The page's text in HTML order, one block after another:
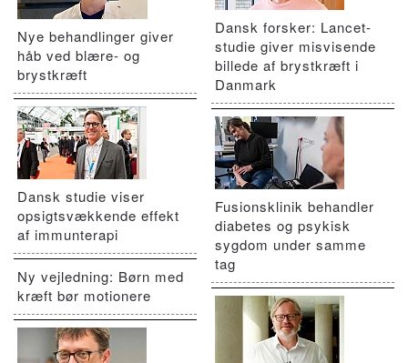
Nye behandlinger giver
håb ved blære- og
brystkræft
Dansk studie viser
opsigtsvækkende effekt
af immunterapi
Ny vejledning: Børn med
kræft bør motionere
Dansk forsker: Lancet-
studie giver misvisende
billede af brystkræft i
Danmark
Fusionsklinik behandler
diabetes og psykisk
sygdom under samme
tag